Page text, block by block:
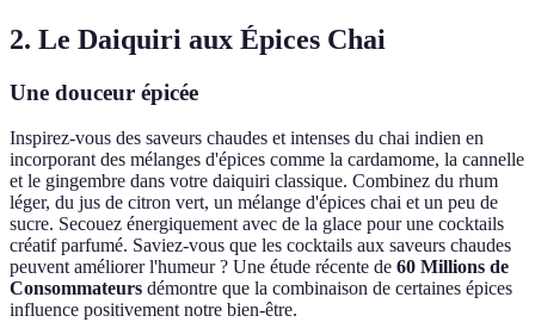
2. Le Daiquiri aux Épices Chai
Une douceur épicée
Inspirez-vous des saveurs chaudes et intenses du chai indien en
incorporant des mélanges d'épices comme la cardamome, la cannelle
et le gingembre dans votre daiquiri classique. Combinez du rhum
léger, du jus de citron vert, un mélange d'épices chai et un peu de
sucre. Secouez énergiquement avec de la glace pour une cocktails
créatif parfumé. Saviez-vous que les cocktails aux saveurs chaudes
peuvent améliorer l'humeur ? Une étude récente de 60 Millions de
Consommateurs démontre que la combinaison de certaines épices
influence positivement notre bien-être.